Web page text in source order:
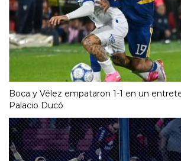
Boca y Vélez empataron 1-1 en un
Palacio Ducó